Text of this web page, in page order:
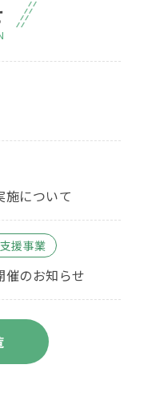
について
援事業
催のお知らせ